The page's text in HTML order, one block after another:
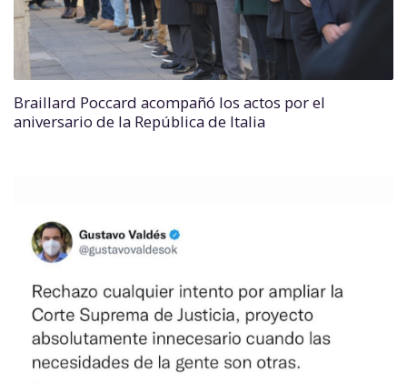
Braillard Poccard acompañó los actos por el
aniversario de la República de Italia